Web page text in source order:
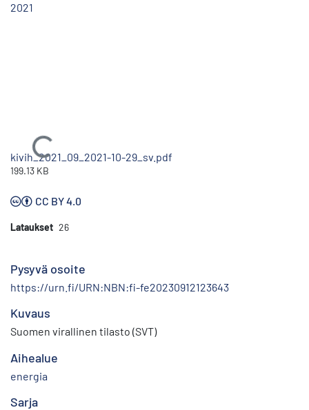
2021
Ladataan...
kivih_2021_09_2021-10-29_sv.pdf
199.13 KB
CC BY 4.0
Lataukset 26
Pysyvä osoite
https://urn.fi/URN:NBN:fi-fe20230912123643
Kuvaus
Suomen virallinen tilasto (SVT)
Aihealue
energia
Sarja